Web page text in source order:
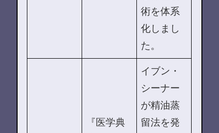
術を体系
化しまし
た。
『医学典
イブン・
シーナー
が精油蒸
留法を発